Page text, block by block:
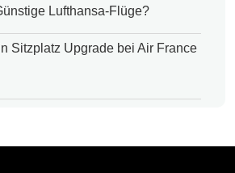
Lufthansa-Flüge?
Sitzplatz Upgrade bei Air France